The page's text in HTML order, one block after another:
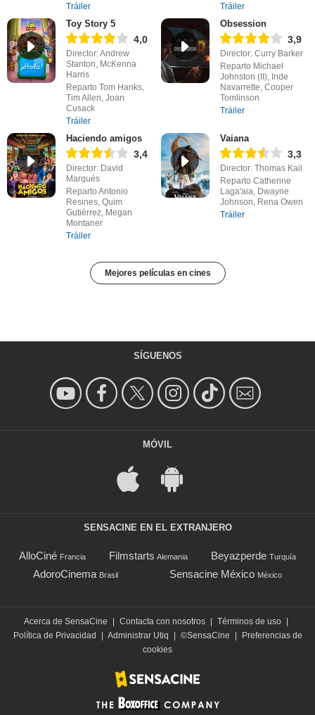
Tráiler
Tráiler
Toy Story 5
4,0
Director: Andrew
Stanton, McKenna
Harris
Reparto Tom Hanks,
Tim Allen, Joan
Cusack
Tráiler
Obsession
3,9
Director: Curry Barker
Reparto Michael
Johnston (II), Inde
Navarrette, Cooper
Tomlinson
Tráiler
Haciendo amigos
3,4
Director: David
Marqués
Reparto Antonio
Resines, Quim
Gutiérrez, Megan
Montaner
Tráiler
Vaiana
3,3
Director: Thomas Kail
Reparto Catherine
Laga'aia, Dwayne
Johnson, Rena Owen
Tráiler
Mejores películas en cines
SÍGUENOS
MÓVIL
SENSACINE EN EL EXTRANJERO
AlloCiné Francia Filmstarts Alemania Beyazperde Turquía
AdoroCinema Brasil Sensacine México México
Acerca de SensaCine Contacta con nosotros Términos de uso
Política de Privacidad
Administrar Utiq ©SensaCine
Preferencias de
cookies